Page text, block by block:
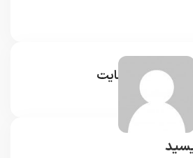
مدیر سایت